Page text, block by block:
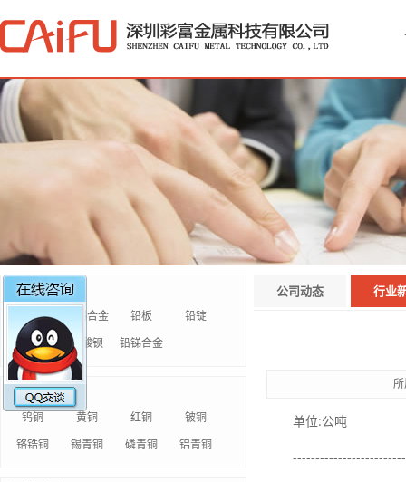
防护系列
钛棒 铅锡合金 铅板
铅锭
铅玻璃
硫酸钡 铅锑合金
铜材系列
钨铜 黄铜 红铜
铍铜
铬锆铜
锡青铜 磷青铜 铝青铜
公司动态 行业
单位:公吨